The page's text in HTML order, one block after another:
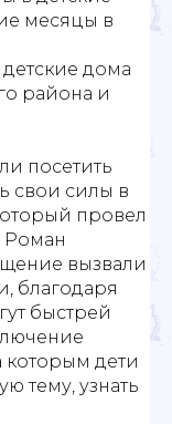
месяцы в
дома
района и
посетить
свои силы в
провел
Роман
вызвали
благодаря
быстрей
которым дети
тему, узнать